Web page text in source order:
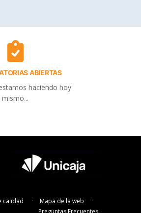
ABIERTAS
haciendo hoy
mismo...
calidad
Mapa de la web
Preguntas Frecuentes